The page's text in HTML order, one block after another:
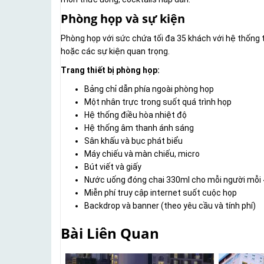
Phòng họp và sự kiện
Phòng họp với sức chứa tối đa 35 khách với hệ
hoặc các sự kiện quan trọng.
Trang thiết bị phòng họp:
Bảng chỉ dẫn phía ngoài phòng họp
Một nhân trực trong suốt quá trình họp
Hệ thống điều hòa nhiệt độ
Hệ thống âm thanh ánh sáng
Sân khấu và bục phát biểu
Máy chiếu và màn chiếu, micro
Bút viết và giấy
Nước uống đóng chai 330ml cho mỗi người mỗi
Miễn phí truy cập internet suốt cuộc họp
Backdrop và banner (theo yêu cầu và tính phí)
Bài Liên Quan